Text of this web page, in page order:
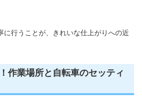
に行うことが、きれいな仕上がりへの近
作業場所と自転車のセッティ